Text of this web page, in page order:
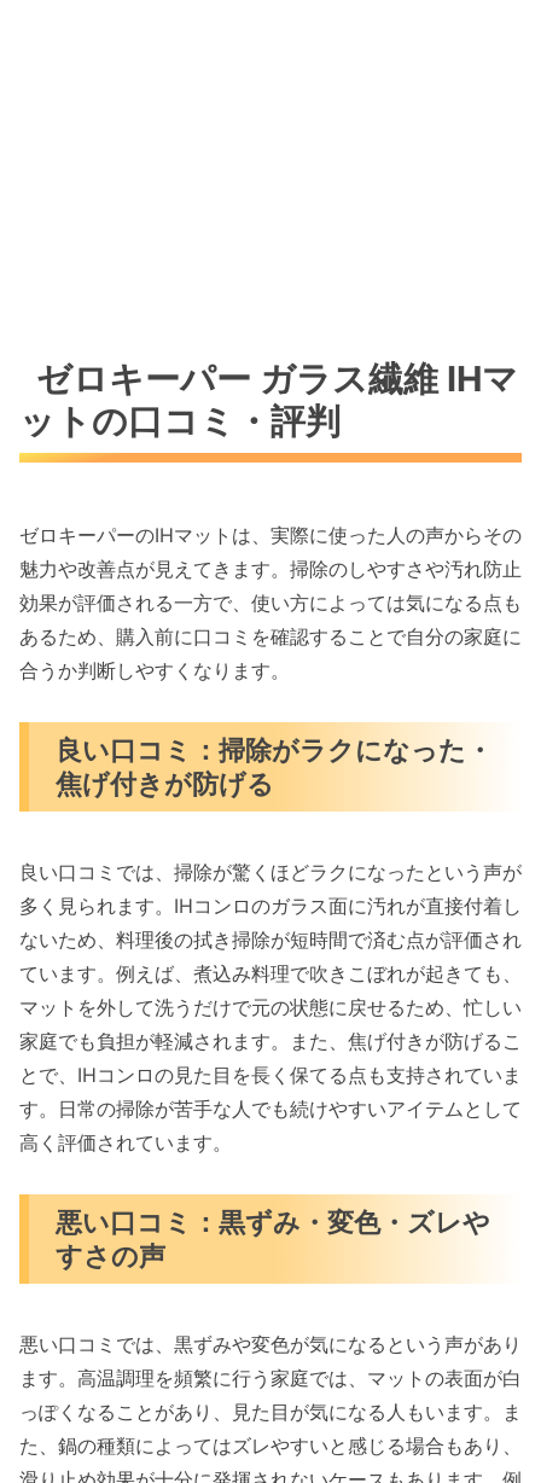
ゼロキーパー ガラス繊維 IHマ
ットの口コミ・評判
ゼロキーパーのIHマットは、実際に使った人の声からその
魅力や改善点が見えてきます。掃除のしやすさや汚れ防止
効果が評価される一方で、使い方によっては気になる点も
あるため、購入前に口コミを確認することで自分の家庭に
合うか判断しやすくなります。
良い口コミ：掃除がラクになった・
焦げ付きが防げる
良い口コミでは、掃除が驚くほどラクになったという声が
多く見られます。IHコンロのガラス面に汚れが直接付着し
ないため、料理後の拭き掃除が短時間で済む点が評価され
ています。例えば、煮込み料理で吹きこぼれが起きても、
マットを外して洗うだけで元の状態に戻せるため、忙しい
家庭でも負担が軽減されます。また、焦げ付きが防げるこ
とで、IHコンロの見た目を長く保てる点も支持されていま
す。日常の掃除が苦手な人でも続けやすいアイテムとして
高く評価されています。
悪い口コミ：黒ずみ・変色・ズレや
すさの声
悪い口コミでは、黒ずみや変色が気になるという声があり
ます。高温調理を頻繁に行う家庭では、マットの表面が白
っぽくなることがあり、見た目が気になる人もいます。ま
た、鍋の種類によってはズレやすいと感じる場合もあり、